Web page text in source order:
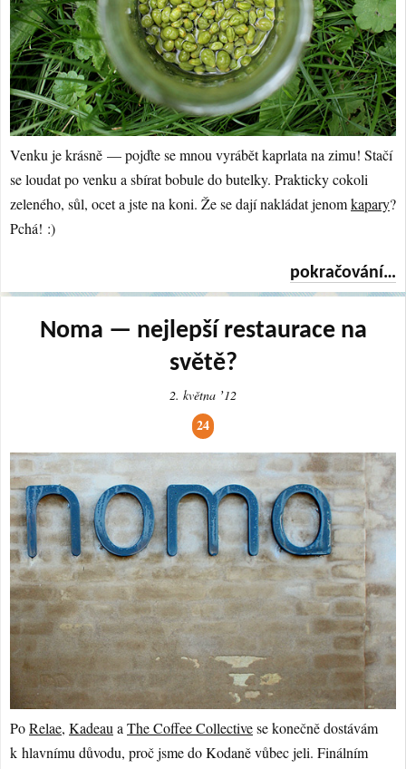
Venku je krásně — pojďte se mnou vyrábět kaprlata na zimu! Stačí
se loudat po venku a sbírat bobule do butelky. Prakticky cokoli
zeleného, sůl, ocet a jste na koni. Že se dají nakládat jenomkapary?
Pchá! :)
pokračování…
Noma — nejlepší restaurace na
světě?
2. května ʼ12
24
PoRelae, KadeauaThe Coffee Collectivese konečně dostávám
k hlavnímu důvodu, proč jsme do Kodaně vůbec jeli. Finálním